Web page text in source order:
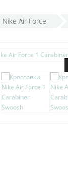
Nike Air Force